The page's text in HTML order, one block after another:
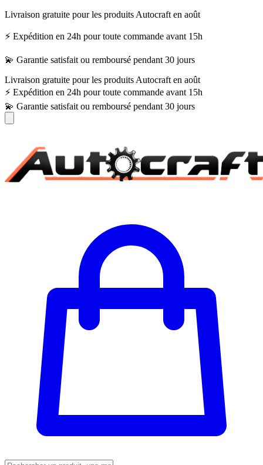
Livraison gratuite pour les produits Autocraft en août
⚡ Expédition en 24h pour toute commande avant 15h
💫 Garantie satisfait ou remboursé pendant 30 jours
Livraison gratuite pour les produits Autocraft en août
⚡ Expédition en 24h pour toute commande avant 15h
💫 Garantie satisfait ou remboursé pendant 30 jours